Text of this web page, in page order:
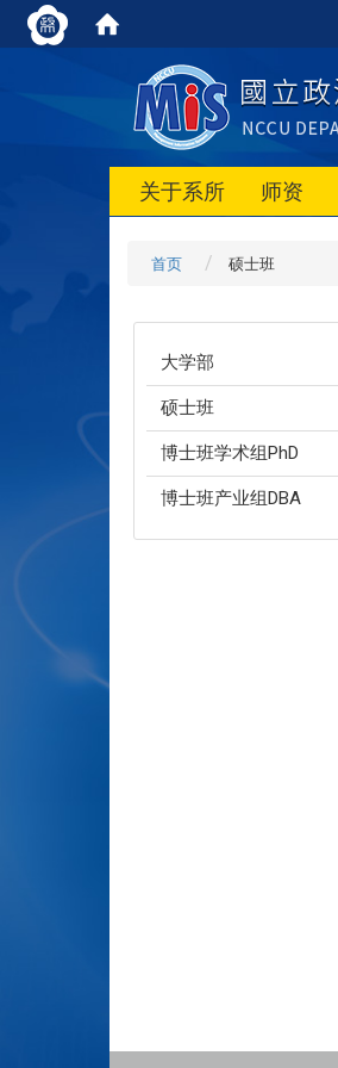
关于系所 师资
首页 硕士班
大学部
硕士班
博士班学术组PhD
博士班产业组DBA